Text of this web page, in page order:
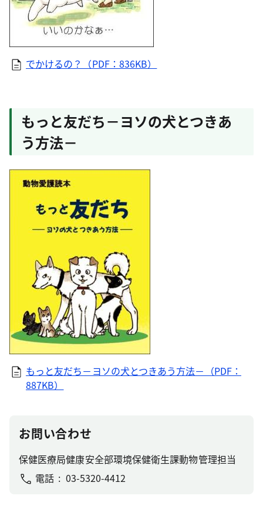
でかけるの？（PDF：836KB）
もっと友だち－ヨソの犬とつきあ
う方法－
もっと友だち－ヨソの犬とつきあう方法－（PDF：
887KB）
お問い合わせ
保健医療局健康安全部環境保健衛生課動物管理担当
電話
03-5320-4412